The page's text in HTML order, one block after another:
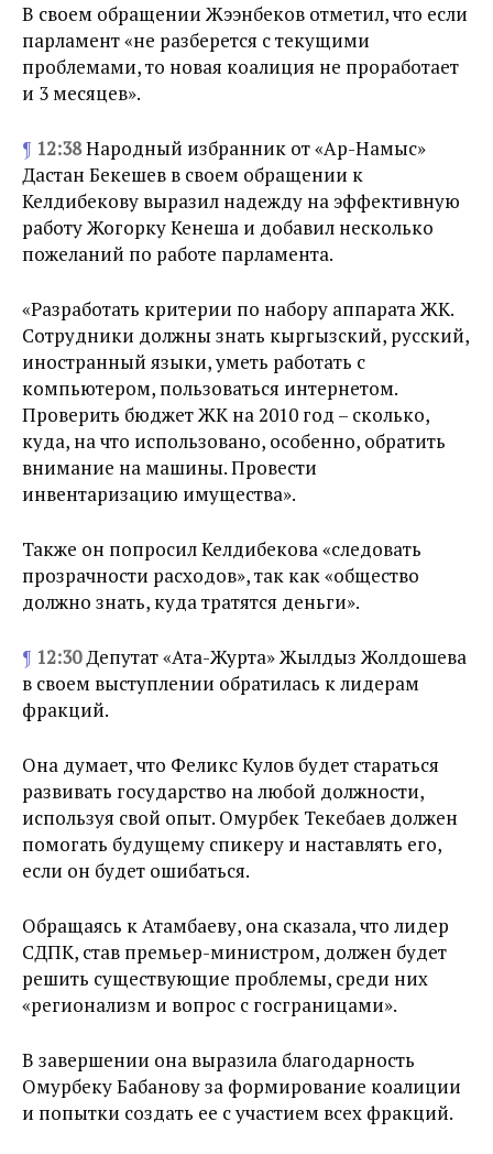
В своем обращении Жээнбеков отметил, что если
парламент «не разберется с текущими
проблемами, то новая коалиция не проработает
и 3 месяцев».
¶ 12:38Народный избранник от «Ар-Намыс»
Дастан Бекешев в своем обращении к
Келдибекову выразил надежду на эффективную
работу Жогорку Кенеша и добавил несколько
пожеланий по работе парламента.
«Разработать критерии по набору аппарата ЖК.
Сотрудники должны знать кыргызский, русский,
иностранный языки, уметь работать с
компьютером, пользоваться интернетом.
Проверить бюджет ЖК на 2010 год – сколько,
куда, на что использовано, особенно, обратить
внимание на машины. Провести
инвентаризацию имущества».
Также он попросил Келдибекова «следовать
прозрачности расходов», так как «общество
должно знать, куда тратятся деньги».
¶ 12:30Депутат «Ата-Журта» Жылдыз Жолдошева
в своем выступлении обратилась к лидерам
фракций.
Она думает, что Феликс Кулов будет стараться
развивать государство на любой должности,
используя свой опыт. Омурбек Текебаев должен
помогать будущему спикеру и наставлять его,
если он будет ошибаться.
Обращаясь к Атамбаеву, она сказала, что лидер
СДПК, став премьер-министром, должен будет
решить существующие проблемы, среди них
«регионализм и вопрос с госграницами».
В завершении она выразила благодарность
Омурбеку Бабанову за формирование коалиции
и попытки создать ее с участием всех фракций.